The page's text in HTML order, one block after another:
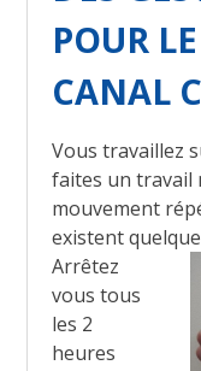
POUR
CANAL
Vous travaillez
faites un travail
mouvement
existent
Arrêtez
vous tous
les 2
heures